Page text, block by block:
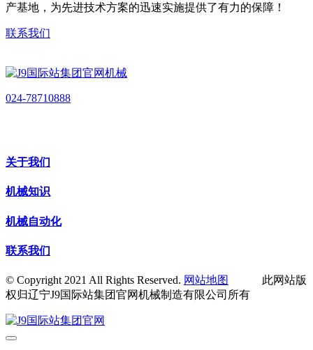
产基地，为先进技术方案的迅速实施提供了有力的保障！
联系我们
024-78710888
关于我们
机械知识
机械自动化
联系我们
© Copyright 2021 All Rights Reserved. 网站地图
此网站版
权归辽宁J9国际站集团官网机械制造有限公司所有